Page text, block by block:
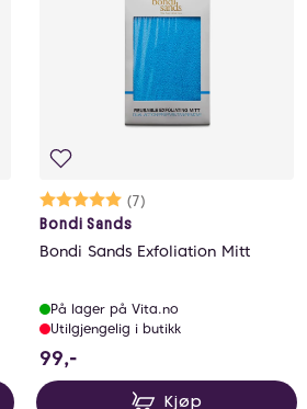
NOK, du sparer 87.25 NOK
Karakter:
(7)
5.0 av 5 mulige
Bondi Sands
Bondi Sands Exfoliation Mitt
På lager på Vita.no
Utilgjengelig i butikk
99,-
Kjøp